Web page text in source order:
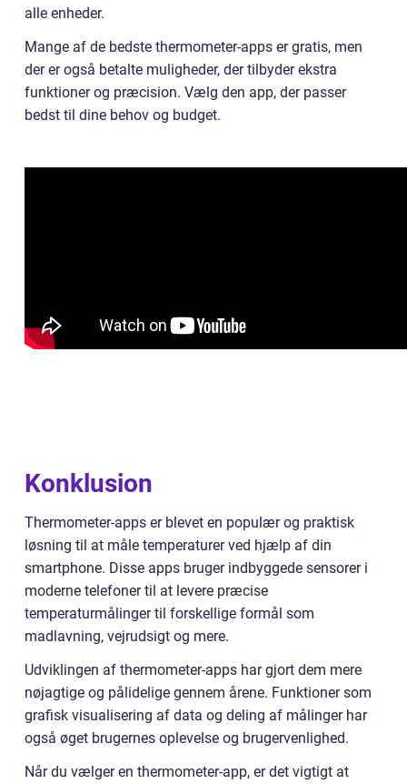
alle enheder.
Mange af de bedste thermometer-apps er gratis, men
der er også betalte muligheder, der tilbyder ekstra
funktioner og præcision. Vælg den app, der passer
bedst til dine behov og budget.
Konklusion
Thermometer-apps er blevet en populær og praktisk
løsning til at måle temperaturer ved hjælp af din
smartphone. Disse apps bruger indbyggede sensorer i
moderne telefoner til at levere præcise
temperaturmålinger til forskellige formål som
madlavning, vejrudsigt og mere.
Udviklingen af thermometer-apps har gjort dem mere
nøjagtige og pålidelige gennem årene. Funktioner som
grafisk visualisering af data og deling af målinger har
også øget brugernes oplevelse og brugervenlighed.
Når du vælger en thermometer-app, er det vigtigt at